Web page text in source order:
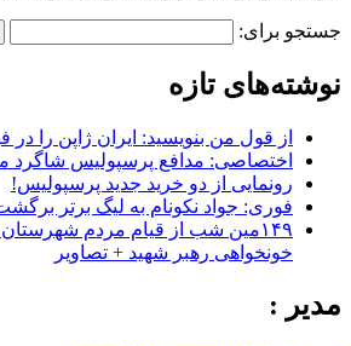
جستجو برای:
نوشته‌های تازه
از قول من بنویسید: ایران ژاپن را در
اختصاصی: مدافع پرسپولیس شاگرد
رونمایی از دو خرید جدید پرسپولیس!
فوری: جواد نکونام به لیگ برتر
۱۴۹مین شب از قیام مردم
خونخواهی رهبر شهید + تصاویر
مدیر :